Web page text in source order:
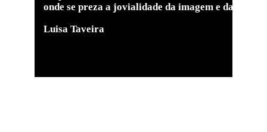
onde se preza a jovialidade da imagem e da
Luisa Taveira